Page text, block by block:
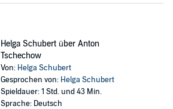
Helga Schubert über Anton
Tschechow
Von: Helga Schubert
Gesprochen von: Helga Schubert
Spieldauer: 1 Std. und 43 Min.
Sprache: Deutsch